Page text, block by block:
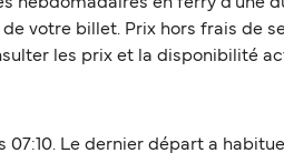
hebdomadaires en ferry d'une
votre billet. Prix hors frais de
les prix et la disponibilité
Le dernier départ a